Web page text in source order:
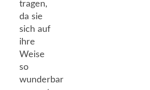
tragen,
da sie
sich auf
ihre
Weise
so
wunderbar